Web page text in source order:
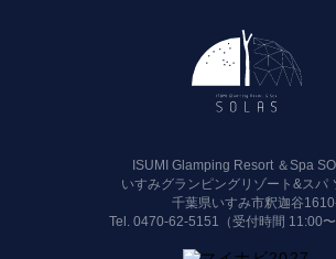
ISUMI Glamping Resort ＆Spa
いすみグランピングリゾート&スパ
千葉県いすみ市釈迦谷
Tel.0470-62-5151（受付時間 11:00〜